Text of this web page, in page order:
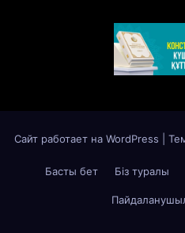
Сайт работает на WordPress
Басты бет Біз туралы